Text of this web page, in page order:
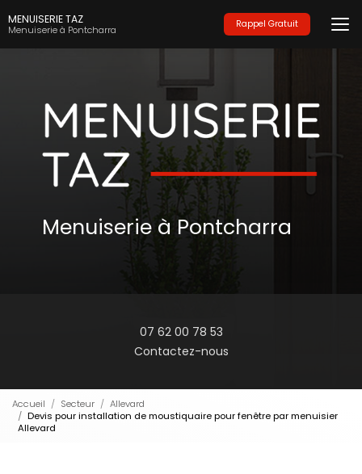
au
contenu
principal
MENUISERIE TAZ
Menuiserie à Pontcharra Rappel Gratuit
Menuiserie à Pontcharra
07 62 00 78 53
Contactez-nous
Accueil Secteur
Allevard
Devis pour installation de moustiquaire pour fenêtre par menuisier
Allevard